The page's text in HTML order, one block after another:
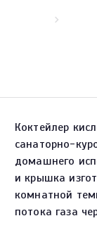
Коктейлер
санаторно-
домашнего
и крышка
комнатной
потока газа